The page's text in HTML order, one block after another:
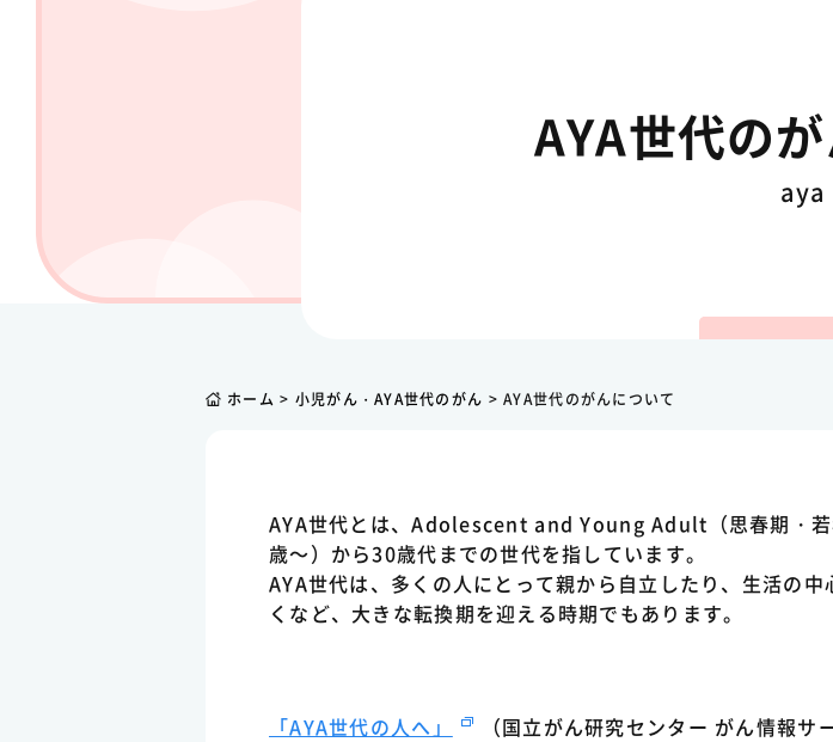
AYA世代の
aya
ホーム > 小児がん・AYA世代のがん >AYA世代のがんについて
AYA世代とは、Adolescent and Young Adult（思春期・
歳～）から30歳代までの世代を指しています。
AYA世代は、多くの人にとって親から自立したり、生活の
くなど、大きな転換期を迎える時期でもあります。
「AYA世代の人へ」 （国立がん研究センター がん情報サ